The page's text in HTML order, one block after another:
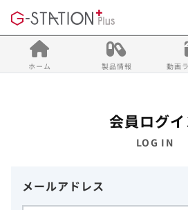
ホーム 製品情報 動画
会員ログイ
LOG IN
メールアドレス